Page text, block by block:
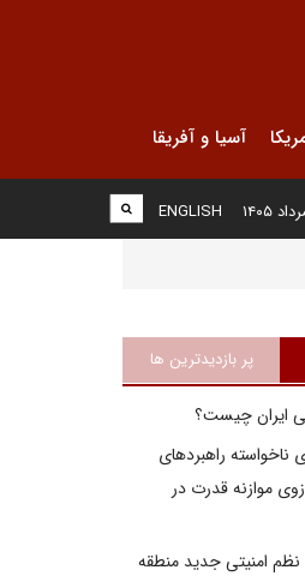
آسیا و آفریقا
ENGLISH
پر بازدیدترین ها
ایران چیست؟
ناخواسته راهبردهای
موازنه قدرت در
نظم امنیتی جدید منطقه